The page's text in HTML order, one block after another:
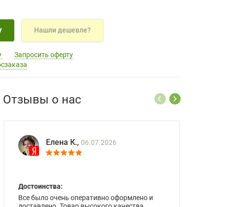
Нашли дешевле?
Запросить оферту
Отзывы о нас
Елена К., 06.07.2026
Достоинства:
Все было очень оперативно оформлено и